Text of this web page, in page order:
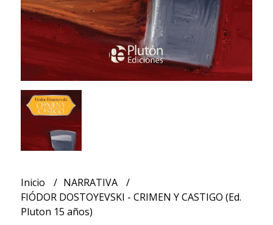
Inicio
NARRATIVA
FIÓDOR DOSTOYEVSKI - CRIMEN Y CASTIGO (Ed.
Pluton 15 años)